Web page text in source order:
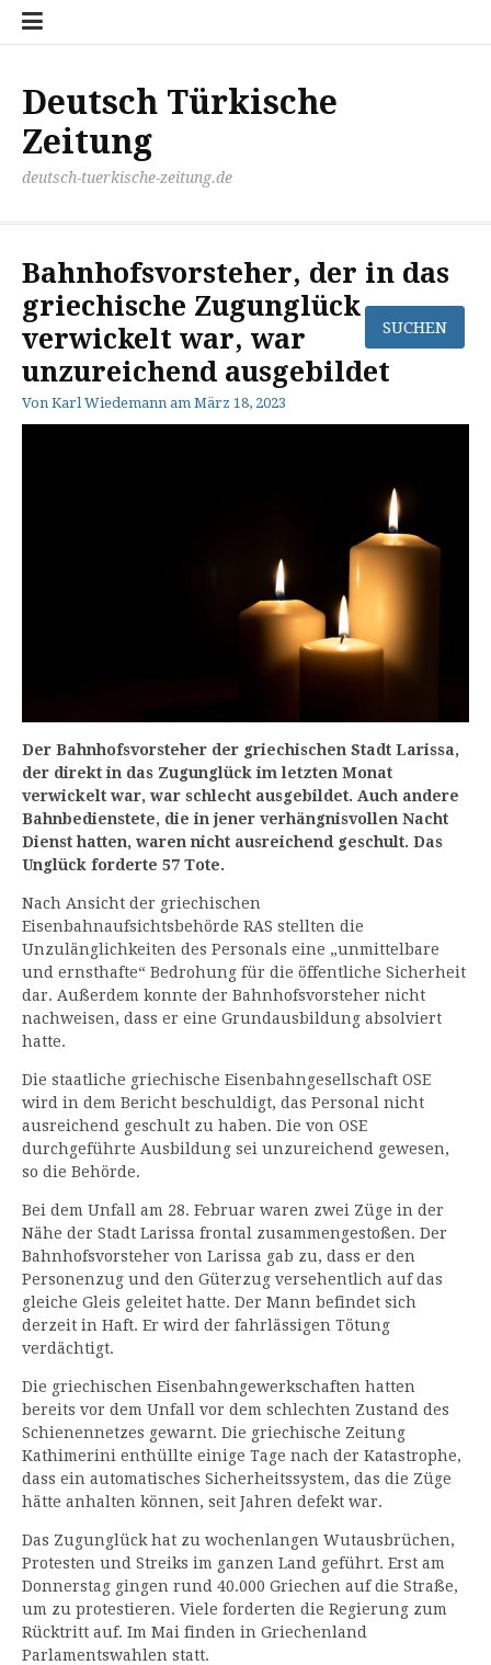
Zum
Inhalt
Deutsch Türkische
Zeitung
deutsch-tuerkische-zeitung.de
Bahnhofsvorsteher, der in das
griechische Zugunglück
verwickelt war, war
unzureichend ausgebildet
Von Karl Wiedemann am März 18, 2023
Der Bahnhofsvorsteher der griechischen Stadt Larissa,
der direkt in das Zugunglück im letzten Monat
verwickelt war, war schlecht ausgebildet. Auch andere
Bahnbedienstete, die in jener verhängnisvollen Nacht
Dienst hatten, waren nicht ausreichend geschult. Das
Unglück forderte 57 Tote.
Nach Ansicht der griechischen
Eisenbahnaufsichtsbehörde RAS stellten die
Unzulänglichkeiten des Personals eine „unmittelbare
und ernsthafte“ Bedrohung für die öffentliche Sicherheit
dar. Außerdem konnte der Bahnhofsvorsteher nicht
nachweisen, dass er eine Grundausbildung absolviert
hatte.
Die staatliche griechische Eisenbahngesellschaft OSE
wird in dem Bericht beschuldigt, das Personal nicht
ausreichend geschult zu haben. Die von OSE
durchgeführte Ausbildung sei unzureichend gewesen,
so die Behörde.
Bei dem Unfall am 28. Februar waren zwei Züge in der
Nähe der Stadt Larissa frontal zusammengestoßen. Der
Bahnhofsvorsteher von Larissa gab zu, dass er den
Personenzug und den Güterzug versehentlich auf das
gleiche Gleis geleitet hatte. Der Mann befindet sich
derzeit in Haft. Er wird der fahrlässigen Tötung
verdächtigt.
Die griechischen Eisenbahngewerkschaften hatten
bereits vor dem Unfall vor dem schlechten Zustand des
Schienennetzes gewarnt. Die griechische Zeitung
Kathimerini enthüllte einige Tage nach der Katastrophe,
dass ein automatisches Sicherheitssystem, das die Züge
hätte anhalten können, seit Jahren defekt war.
Das Zugunglück hat zu wochenlangen Wutausbrüchen,
Protesten und Streiks im ganzen Land geführt. Erst am
Donnerstag gingen rund 40.000 Griechen auf die Straße,
um zu protestieren. Viele forderten die Regierung zum
Rücktritt auf. Im Mai finden in Griechenland
Parlamentswahlen statt.